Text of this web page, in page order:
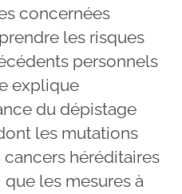
concernées
les risques
personnels
explique
du dépistage
les mutations
héréditaires
les mesures à